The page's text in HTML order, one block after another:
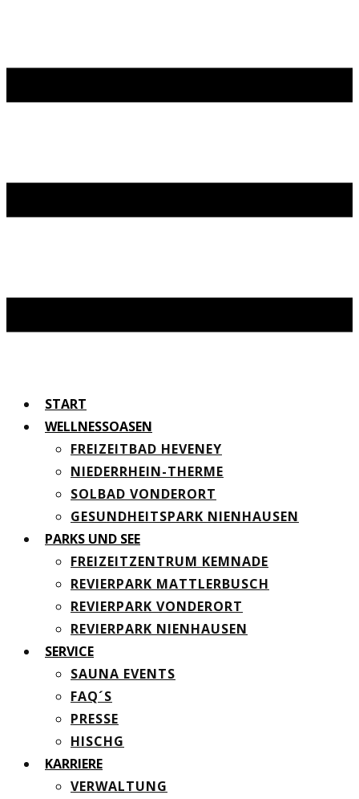
START
WELLNESSOASEN
FREIZEITBAD HEVENEY
NIEDERRHEIN-THERME
SOLBAD VONDERORT
GESUNDHEITSPARK NIENHAUSEN
PARKS UND SEE
FREIZEITZENTRUM KEMNADE
REVIERPARK MATTLERBUSCH
REVIERPARK VONDERORT
REVIERPARK NIENHAUSEN
SERVICE
SAUNA EVENTS
FAQ´S
PRESSE
HISCHG
KARRIERE
VERWALTUNG